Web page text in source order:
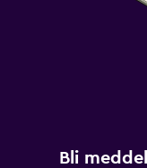
Bli